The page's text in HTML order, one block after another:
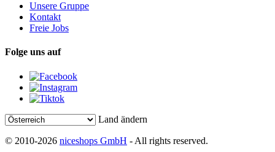
Unsere Gruppe
Kontakt
Freie Jobs
Folge uns auf
Land ändern
© 2010-2026 niceshops GmbH - All rights reserved.